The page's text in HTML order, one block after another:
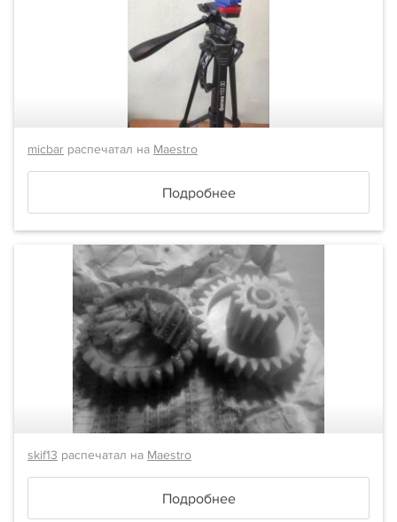
micbar распечатал на Maestro
Подробнее
skif13 распечатал на Maestro
Подробнее